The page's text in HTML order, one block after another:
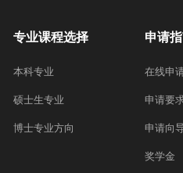
专业课程选择
本科专业
硕士生专业
博士专业方向
申请
在线申
申请要
申请向
奖学金